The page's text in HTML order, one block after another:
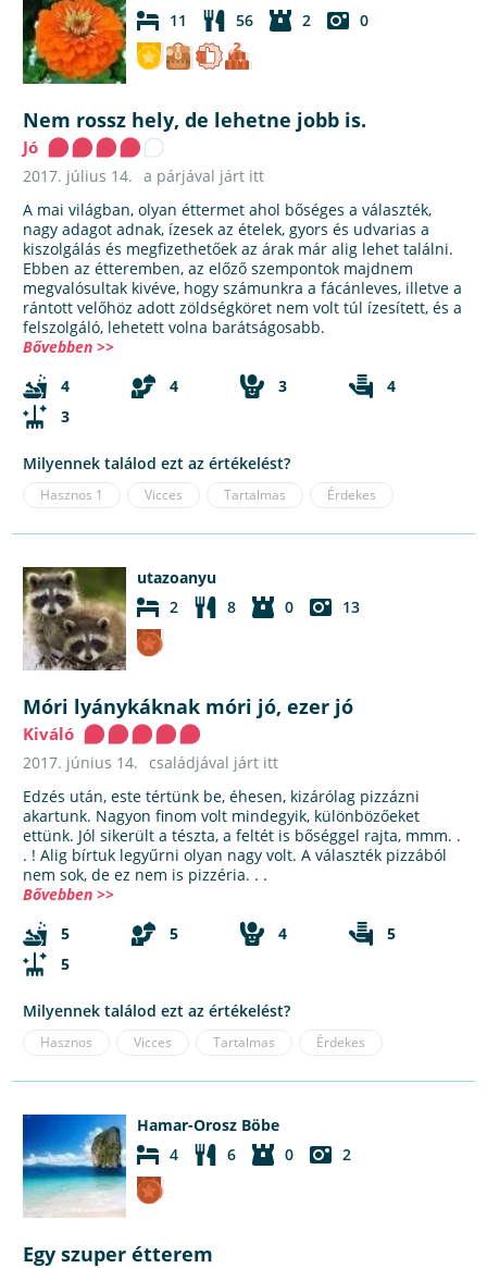
11
56 2 0
Nem rossz hely, de lehetne jobb is.
Jó
2017. július 14. a párjával járt itt
A mai világban, olyan éttermet ahol bőséges a választék,
nagy adagot adnak, ízesek az ételek, gyors és udvarias a
kiszolgálás és megfizethetőek az árak már alig lehet találni.
Ebben az étteremben, az előző szempontok majdnem
megvalósultak kivéve, hogy számunkra a fácánleves, illetve a
rántott velőhöz adott zöldségköret nem volt túl ízesített, és a
felszolgáló, lehetett volna barátságosabb.
Bővebben >>
4
4 3
4
3
Milyennek találod ezt az értékelést?
Hasznos 1 Vicces Tartalmas Érdekes
utazoanyu
2
8 0 13
Móri lyánykáknak móri jó, ezer jó
Kiváló
2017. június 14.
családjával járt itt
Edzés után, este tértünk be, éhesen, kizárólag pizzázni
akartunk. Nagyon finom volt mindegyik, különbözőeket
ettünk. Jól sikerült a tészta, a feltét is bőséggel rajta, mmm. .
. ! Alig bírtuk legyűrni olyan nagy volt. A választék pizzából
nem sok, de ez nem is pizzéria. . .
Bővebben >>
5
5 4
5
5
Milyennek találod ezt az értékelést?
Hasznos Vicces Tartalmas Érdekes
Hamar-Orosz Böbe
4
6 0 2
Egy szuper étterem